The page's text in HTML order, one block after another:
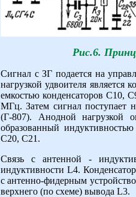
Рис.6.
Сигнал с ЗГ подается на
нагрузкой удвоителя
емкостью конденсаторов С10,
МГц. Затем сигнал поступает
(Г-807). Анодной нагрузкой
образованный
С20, С21.
Связь с антенной -
индуктивности L4.
с антенно-фидерным
верхнего (по схеме) вывода L3.